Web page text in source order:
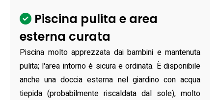
Piscina pulita e area
esterna curata
Piscina molto apprezzata dai bambini e mantenuta
pulita; l'area intorno è sicura e ordinata. È disponibile
anche una doccia esterna nel giardino con acqua
tiepida (probabilmente riscaldata dal sole), molto